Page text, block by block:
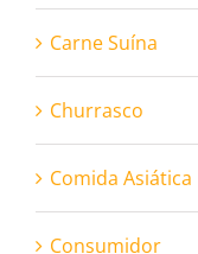
Carne Suína
Churrasco
Comida Asiática
Consumidor